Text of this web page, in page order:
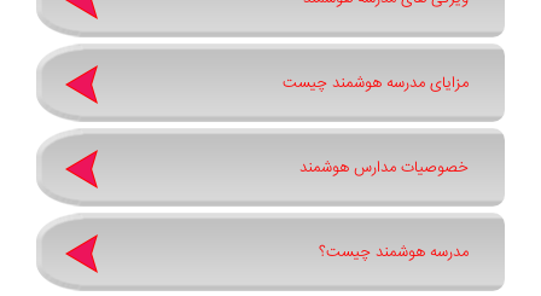
مزایای مدرسه هوشمند چیست
خصوصیات مدارس هوشمند
مدرسه هوشمند چیست؟